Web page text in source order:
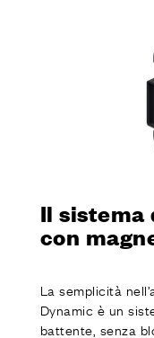
Il sistema
con
La semplicità
Dynamic è un
battente, senza